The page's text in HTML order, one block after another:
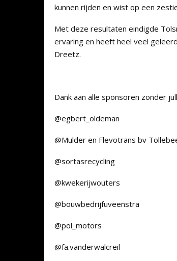
kunnen rijden en wist op een
Met deze resultaten eindigde
ervaring en heeft heel veel
Dreetz.
Dank aan alle sponsoren zonder
@egbert_oldeman
@Mulder en Flevotrans bv
@sortasrecycling
@kwekerijwouters
@bouwbedrijfuveenstra
@pol_motors
@fa.vanderwalcreil